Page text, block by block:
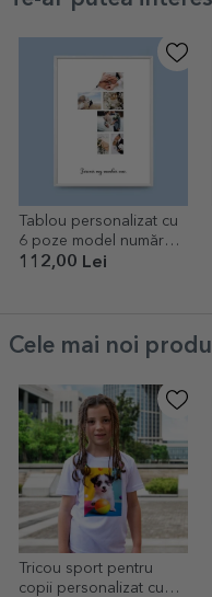
Tablou personalizat cu
6 poze model numărul
1 și mesaj text
112,00 Lei
Cele mai noi
Tricou sport pentru
copii personalizat cu